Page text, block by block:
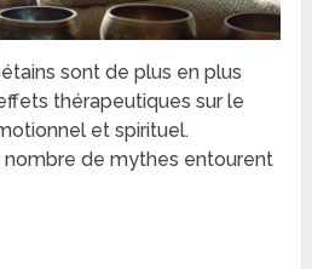
sont de plus en plus
thérapeutiques sur le
et spirituel.
nombre de mythes entourent